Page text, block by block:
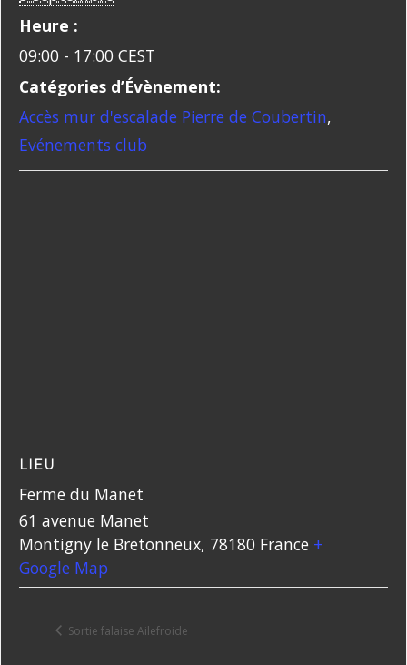
Heure :
09:00 - 17:00 CEST
Catégories d’Évènement:
Accès mur d'escalade Pierre de Coubertin,
Evénements club
LIEU
Ferme du Manet
61 avenue Manet
Montigny le Bretonneux, 78180 France +
Google Map
Sortie falaise Ailefroide